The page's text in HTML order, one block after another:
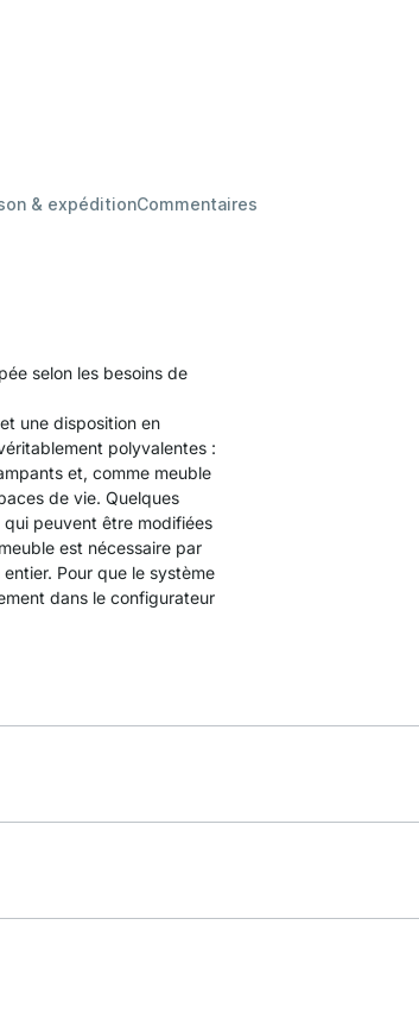
& expéditionCommentaires
selon les besoins de
une disposition en
polyvalentes :
et, comme meuble
de vie. Quelques
peuvent être modifiées
est nécessaire par
Pour que le système
dans le configurateur